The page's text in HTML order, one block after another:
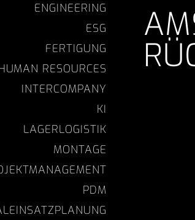
ENGINEERING
ESG
FERTIGUNG
RESOURCES
INTERCOMPANY
KI
LAGERLOGISTIK
MONTAGE
PDM